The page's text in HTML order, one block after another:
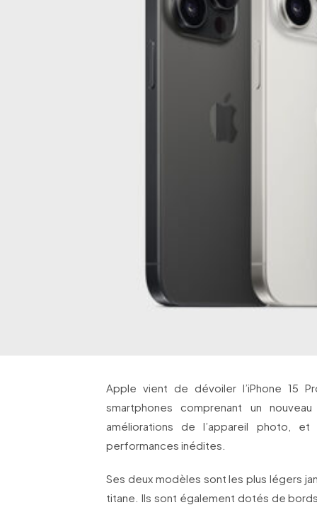
Apple vient de dévoiler l’iPhone 15
smartphones comprenant un
améliorations de l’appareil photo,
performances inédites.
Ses deux modèles sont les plus légers
titane. Ils sont également dotés de